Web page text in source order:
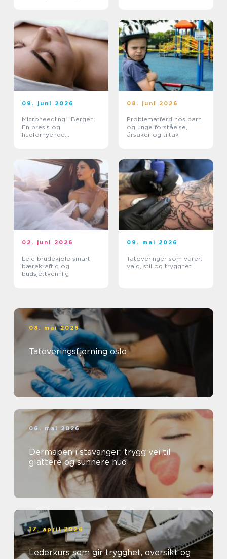
09. juni 2026
Microneedling i Bergen:
En presis og
hudfornyende
08. juni 2026
Problematferd hos barn
og unge forståelse,
årsaker og tiltak
02. juni 2026
Leie brudekjole smart,
bærekraftig og
budsjettvennlig
09. mai 2026
Tatoveringer som varer:
valg, stil og trygghet
08. mai 2026
Tatoveringsfjerning oslo
06. mai 2026
Dermapen i stavanger: trygg vei til
glattere og sunnere hud
17. april 2026
Lederkurs som gir trygghet, oversikt og